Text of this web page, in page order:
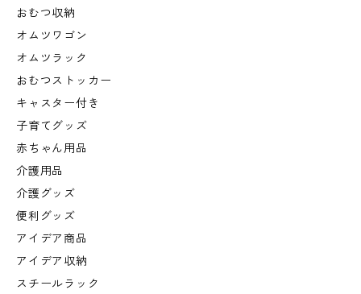
おむつ収納
オムツワゴン
オムツラック
おむつストッカー
キャスター付き
子育てグッズ
赤ちゃん用品
介護用品
介護グッズ
便利グッズ
アイデア商品
アイデア収納
スチールラック